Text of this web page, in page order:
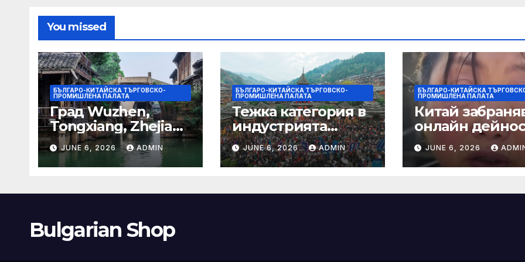
You missed
БЪЛГАРО-КИТАЙСКА ТЪРГОВСКО-
ПРОМИШЛЕНА ПАЛАТА
Град Wuzhen,
Tongxiang, Zhejiang
– Chinadaily.com.cn
JUNE 6, 2026 ADMIN
БЪЛГАРО-КИТАЙСКА ТЪРГОВСКО-
ПРОМИШЛЕНА ПАЛАТА
Тежка категория в
индустрията
стартира алианс за
космическа
слънчева енергия
JUNE 6, 2026 ADMIN
БЪЛГАРО-КИТАЙСКА
ПРОМИШЛЕНА ПАЛАТА
Китай
онлайн
при по-строги
правила за
ограничаване
JUNE 6, 2026
Bulgarian Shop